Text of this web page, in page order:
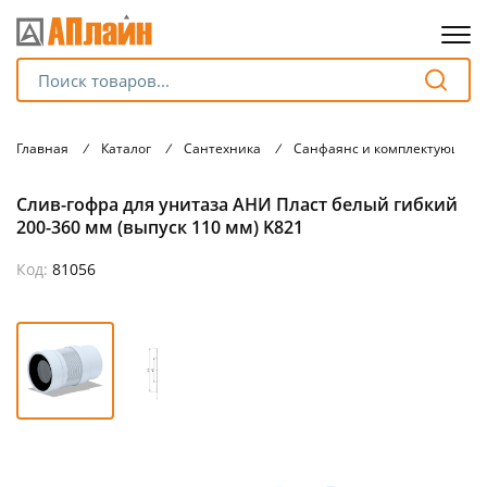
Главная / Каталог / Сантехника / Санфаянс и комплектующие
Слив-гофра для унитаза АНИ Пласт белый гибкий
200-360 мм (выпуск 110 мм) K821
Код: 81056
оплатуна части
без переплат
График платежей
Сегодня
25%